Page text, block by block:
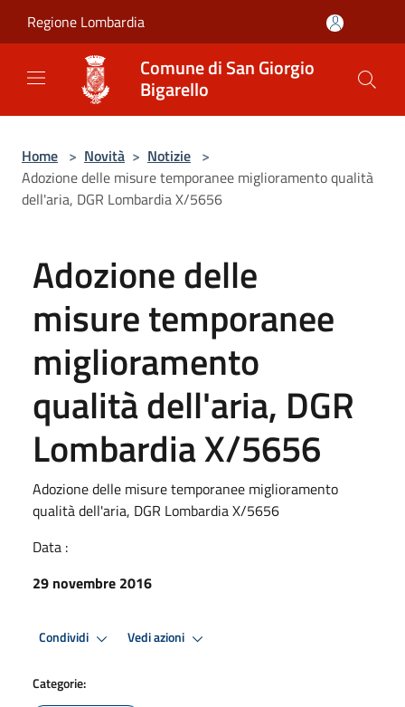
Regione Lombardia
Comune di San Giorgio
Bigarello
Home > Novità > Notizie >
Adozione delle misure temporanee miglioramento qualità
dell'aria, DGR Lombardia X/5656
Adozione delle
misure temporanee
miglioramento
qualità dell'aria, DGR
Lombardia X/5656
Adozione delle misure temporanee miglioramento
qualità dell'aria, DGR Lombardia X/5656
Data :
29 novembre 2016
Condividi Vedi azioni
Categorie: